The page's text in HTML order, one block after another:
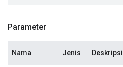
Parameter
Nama Jenis Deskripsi